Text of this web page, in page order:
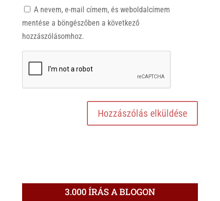
A nevem, e-mail címem, és weboldalcímem
mentése a böngészőben a következő
hozzászólásomhoz.
3.000 ÍRÁS A BLOGON